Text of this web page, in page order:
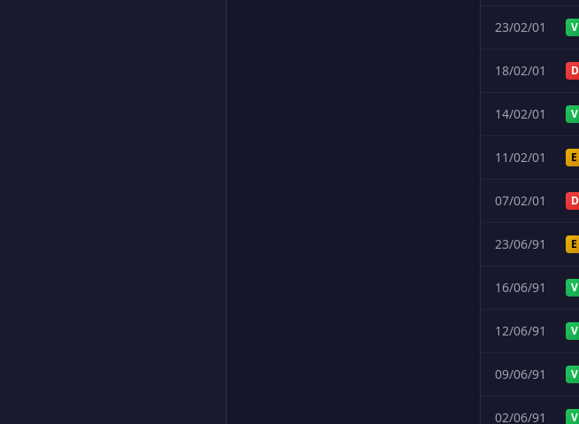
23/02/01 V
18/02/01 D
14/02/01 V
11/02/01 E
07/02/01 D
23/06/91 E
16/06/91 V
12/06/91 V
09/06/91 V
02/06/91 V